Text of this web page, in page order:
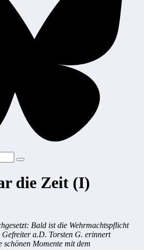
die Zeit (I)
Bald ist die Wehrmachtspflicht
Gefreiter a.D. Torsten G. erinnert
Momente mit dem